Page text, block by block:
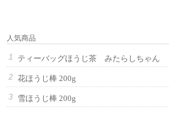
人気商品
ティーバッグほうじ茶 みたらしちゃん
花ほうじ棒 200g
雪ほうじ棒 200g